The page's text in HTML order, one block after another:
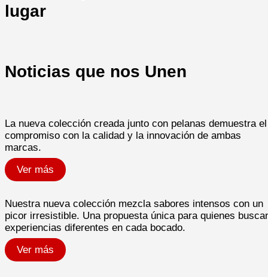
lugar
Noticias que nos Unen
La nueva colección creada junto con pelanas demuestra el
compromiso con la calidad y la innovación de ambas
marcas.​
Ver más
Nuestra nueva colección mezcla sabores intensos con un
picor irresistible. Una propuesta única para quienes
experiencias diferentes en cada bocado.​
Ver más